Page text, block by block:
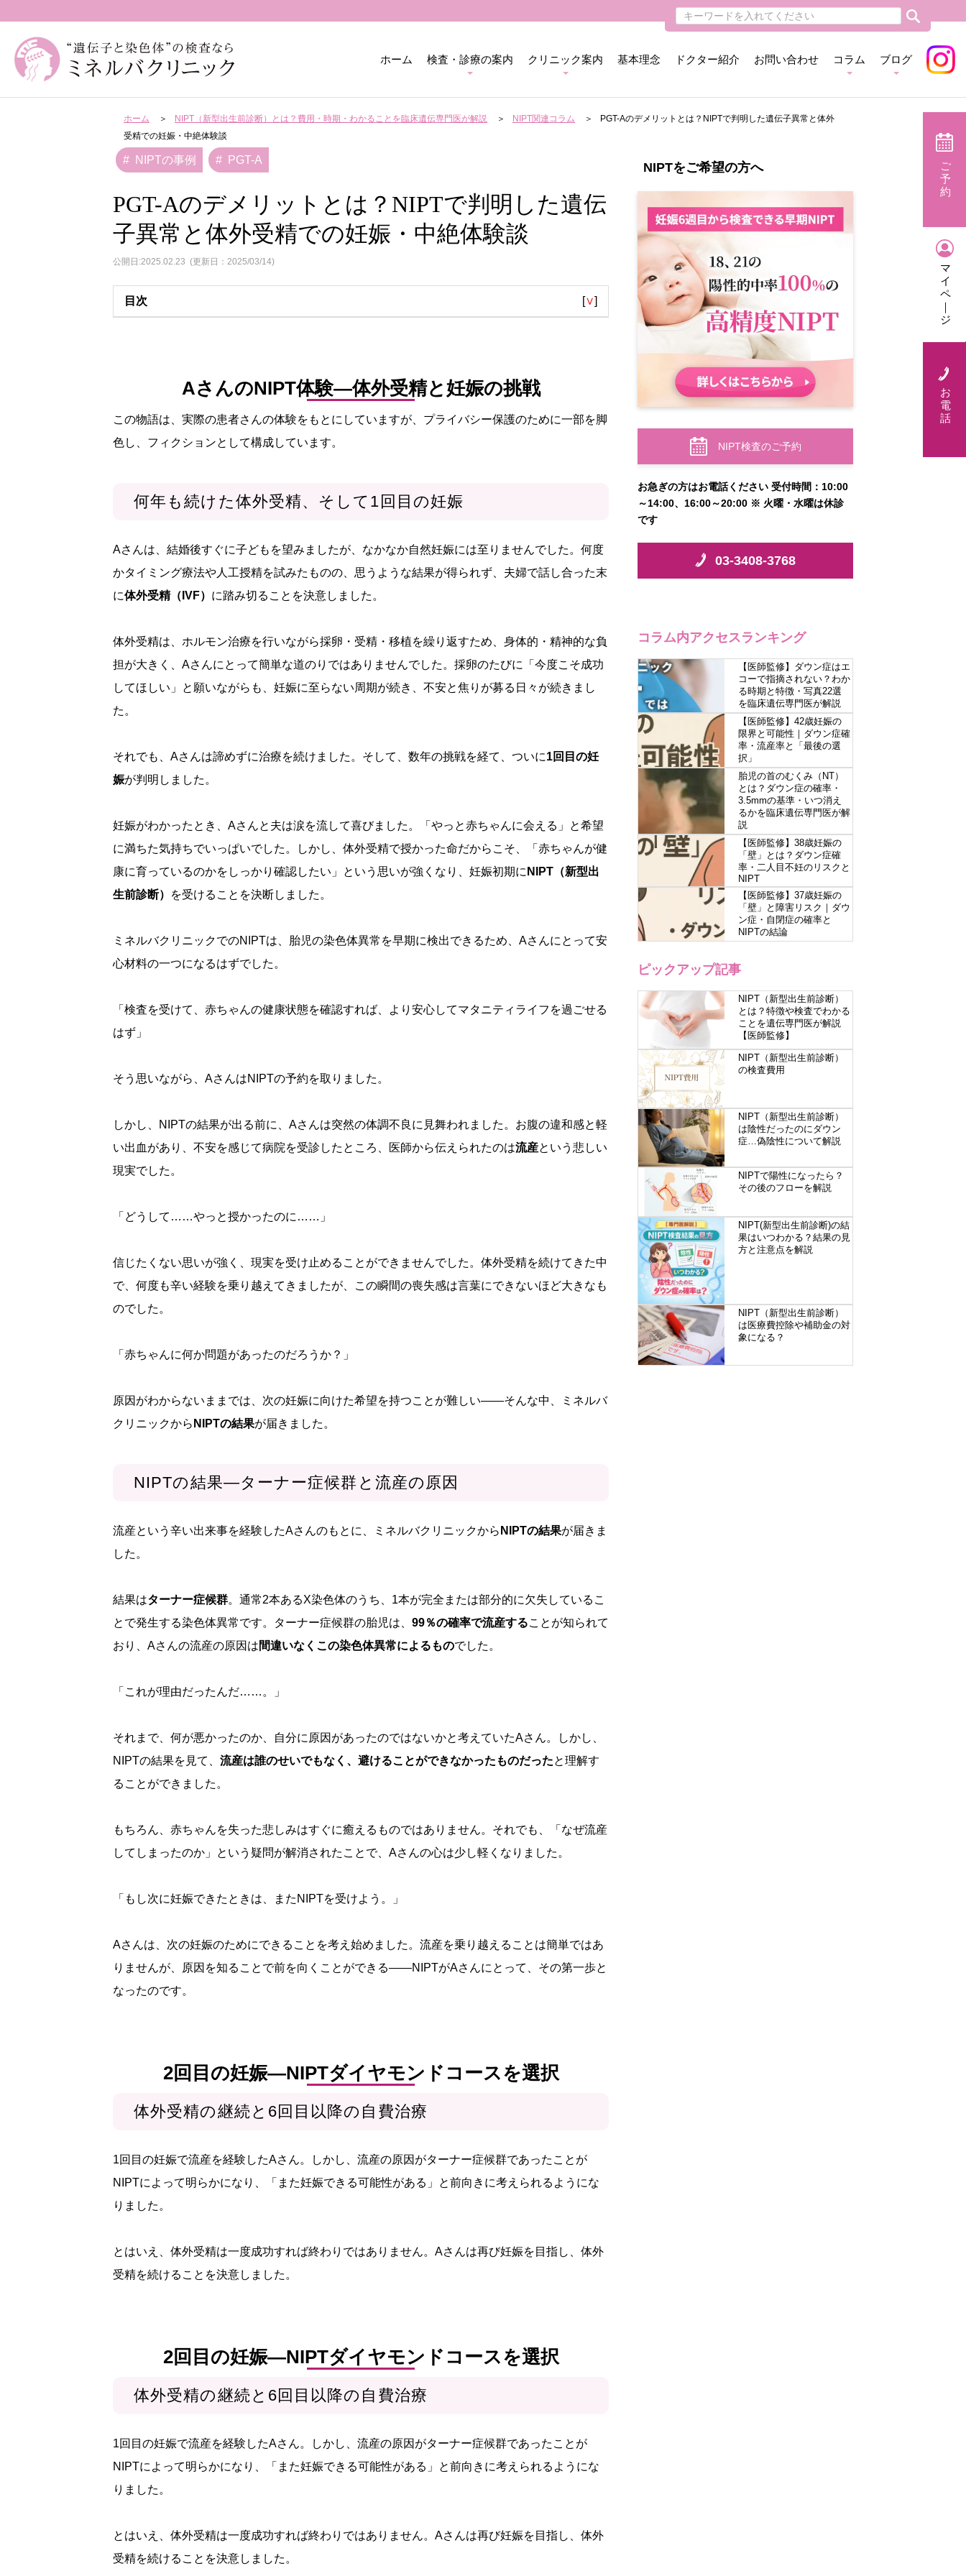
ホーム 検査・診療の案内 クリニック案内 基本理念 ドクター紹介 お問い合わせ コラム ブログ
ホーム NIPT（新型出生前診断）とは？費用・時期・わかることを臨床遺伝専門医が解説 NIPT関連コラム
PGT-Aのデメリットとは？NIPTで判明した遺伝子異常と体外
受精での妊娠・中絶体験談
NIPTの事例 PGT-A
PGT-Aのデメリットとは？NIPTで判明した遺伝
子異常と体外受精での妊娠・中絶体験談
公開日:2025.02.23 (更新日：2025/03/14)
目次 [∨]
AさんのNIPT体験—体外受精と妊娠の挑戦
この物語は、実際の患者さんの体験をもとにしていますが、プライバシー保護のために一部を脚
色し、フィクションとして構成しています。
何年も続けた体外受精、そして1回目の妊娠
Aさんは、結婚後すぐに子どもを望みましたが、なかなか自然妊娠には至りませんでした。何度
かタイミング療法や人工授精を試みたものの、思うような結果が得られず、夫婦で話し合った末
に体外受精（IVF） に踏み切ることを決意しました。
体外受精は、ホルモン治療を行いながら採卵・受精・移植を繰り返すため、身体的・精神的な負
担が大きく、Aさんにとって簡単な道のりではありませんでした。採卵のたびに「今度こそ成功
してほしい」と願いながらも、妊娠に至らない周期が続き、不安と焦りが募る日々が続きまし
た。
それでも、Aさんは諦めずに治療を続けました。そして、数年の挑戦を経て、ついに1回目の妊
娠が判明しました。
妊娠がわかったとき、Aさんと夫は涙を流して喜びました。「やっと赤ちゃんに会える」と希望
に満ちた気持ちでいっぱいでした。しかし、体外受精で授かった命だからこそ、「赤ちゃんが健
康に育っているのかをしっかり確認したい」という思いが強くなり、妊娠初期に NIPT（新型出
生前診断）
を受けることを決断しました。
ミネルバクリニックでのNIPTは、胎児の染色体異常を早期に検出できるため、Aさんにとって安
心材料の一つになるはずでした。
「検査を受けて、赤ちゃんの健康状態を確認すれば、より安心してマタニティライフを過ごせる
はず」
そう思いながら、AさんはNIPTの予約を取りました。
しかし、NIPTの結果が出る前に、Aさんは突然の体調不良に見舞われました。お腹の違和感と軽
い出血があり、不安を感じて病院を受診したところ、医師から伝えられたのは流産という悲しい
現実でした。
「どうして……やっと授かったのに……」
信じたくない思いが強く、現実を受け止めることができませんでした。体外受精を続けてきた中
で、何度も辛い経験を乗り越えてきましたが、この瞬間の喪失感は言葉にできないほど大きなも
のでした。
「赤ちゃんに何か問題があったのだろうか？」
原因がわからないままでは、次の妊娠に向けた希望を持つことが難しい——そんな中、ミネルバ
クリニックから NIPTの結果が届きました。
NIPTの結果—ターナー症候群と流産の原因
流産という辛い出来事を経験したAさんのもとに、ミネルバクリニックから NIPTの結果が届きま
した。
結果はターナー症候群。通常2本あるX染色体のうち、1本が完全または部分的に欠失しているこ
とで発生する染色体異常です。ターナー症候群の胎児は、 99％の確率で流産することが知られて
おり、Aさんの流産の原因は間違いなくこの染色体異常によるものでした。
「これが理由だったんだ……。」
それまで、何が悪かったのか、自分に原因があったのではないかと考えていたAさん。しかし、
NIPTの結果を見て、 流産は誰のせいでもなく、避けることができなかったものだったと理解す
ることができました。
もちろん、赤ちゃんを失った悲しみはすぐに癒えるものではありません。それでも、「なぜ流産
してしまったのか」という疑問が解消されたことで、Aさんの心は少し軽くなりました。
「もし次に妊娠できたときは、またNIPTを受けよう。」
Aさんは、次の妊娠のためにできることを考え始めました。流産を乗り越えることは簡単ではあ
りませんが、原因を知ることで前を向くことができる——NIPTがAさんにとって、その第一歩と
なったのです。
2回目の妊娠—NIPTダイヤモンドコースを選択
体外受精の継続と6回目以降の自費治療
1回目の妊娠で流産を経験したAさん。しかし、流産の原因がターナー症候群であったことが
NIPTによって明らかになり、「また妊娠できる可能性がある」と前向きに考えられるようにな
りました。
とはいえ、体外受精は一度成功すれば終わりではありません。Aさんは再び妊娠を目指し、体外
受精を続けることを決意しました。
2回目の妊娠—NIPTダイヤモンドコースを選択
体外受精の継続と6回目以降の自費治療
1回目の妊娠で流産を経験したAさん。しかし、流産の原因がターナー症候群であったことが
NIPTによって明らかになり、「また妊娠できる可能性がある」と前向きに考えられるようにな
りました。
とはいえ、体外受精は一度成功すれば終わりではありません。Aさんは再び妊娠を目指し、体外
受精を続けることを決意しました。
NIPTをご希望の方へ
NIPT検査のご予約
お急ぎの方はお電話ください 受付時間：10:00
～14:00、16:00～20:00 ※ 火曜・水曜は休診
です
03-3408-3768
コラム内アクセスランキング
【医師監修】ダウン症はエ
コーで指摘されない？わか
る時期と特徴・写真22選
を臨床遺伝専門医が解説
【医師監修】42歳妊娠の
限界と可能性｜ダウン症確
率・流産率と「最後の選
択」
胎児の首のむくみ（NT）
とは？ダウン症の確率・
3.5mmの基準・いつ消え
るかを臨床遺伝専門医が解
説
【医師監修】38歳妊娠の
「壁」とは？ダウン症確
率・二人目不妊のリスクと
NIPT
【医師監修】37歳妊娠の
「壁」と障害リスク｜ダウ
ン症・自閉症の確率と
NIPTの結論
ピックアップ記事
NIPT（新型出生前診断）
とは？特徴や検査でわかる
ことを遺伝専門医が解説
【医師監修】
NIPT（新型出生前診断）
の検査費用
NIPT（新型出生前診断）
は陰性だったのにダウン
症…偽陰性について解説
NIPTで陽性になったら？
その後のフローを解説
NIPT(新型出生前診断)の結
果はいつわかる？結果の見
方と注意点を解説
NIPT（新型出生前診断）
は医療費控除や補助金の対
象になる？
ご
予
約
マ
イ
ペ
｜
ジ
お
電
話